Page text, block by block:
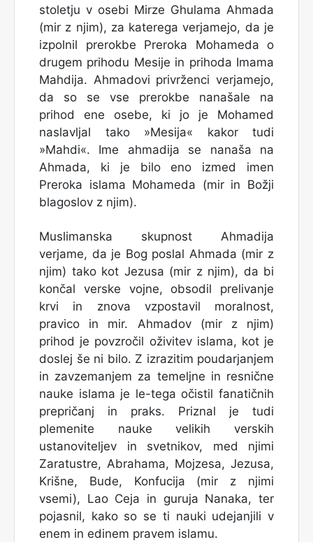
stoletju v osebi Mirze Ghulama Ahmada
(mir z njim), za katerega verjamejo, da je
izpolnil prerokbe Preroka Mohameda o
drugem prihodu Mesije in prihoda Imama
Mahdija. Ahmadovi privrženci verjamejo,
da so se vse prerokbe nanašale na
prihod ene osebe, ki jo je Mohamed
naslavljal tako »Mesija« kakor tudi
»Mahdi«. Ime ahmadija se nanaša na
Ahmada, ki je bilo eno izmed imen
Preroka islama Mohameda (mir in Božji
blagoslov z njim).
Muslimanska skupnost Ahmadija
verjame, da je Bog poslal Ahmada (mir z
njim) tako kot Jezusa (mir z njim), da bi
končal verske vojne, obsodil prelivanje
krvi in znova vzpostavil moralnost,
pravico in mir. Ahmadov (mir z njim)
prihod je povzročil oživitev islama, kot je
doslej še ni bilo. Z izrazitim poudarjanjem
in zavzemanjem za temeljne in resnične
nauke islama je le-tega očistil fanatičnih
prepričanj in praks. Priznal je tudi
plemenite nauke velikih verskih
ustanoviteljev in svetnikov, med njimi
Zaratustre, Abrahama, Mojzesa, Jezusa,
Krišne, Bude, Konfucija (mir z njimi
vsemi), Lao Ceja in guruja Nanaka, ter
pojasnil, kako so se ti nauki udejanjili v
enem in edinem pravem islamu.